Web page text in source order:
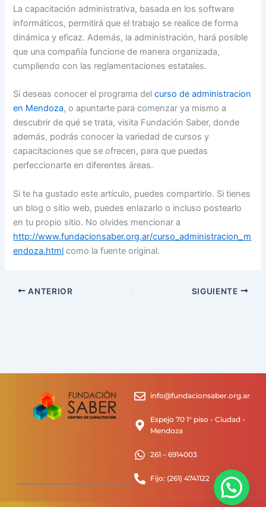
La capacitación administrativa, basada en los software
informáticos, permitirá que el trabajo se realice de forma
dinámica y eficaz. Además, la administración, hará posible
que una compañía funcione de manera organizada,
cumpliendo con las reglamentaciones estatales.
Si deseas conocer el programa delcurso de administracion
en Mendoza, o apuntarte para comenzar ya mismo a
descubrir de qué se trata, visita Fundación Saber, donde
además, podrás conocer la variedad de cursos y
capacitaciones que se ofrecen, para que puedas
perfeccionarte en diferentes áreas.
Si te ha gustado este artículo, puedes compartirlo. Si tienes
un blog o sitio web, puedes enlazarlo o incluso postearlo
en tu propio sitio. No olvides mencionar a
http://www.fundacionsaber.org.ar/curso_administracion_m
endoza.html como la fuente original.
ANTERIOR SIGUIENTE
info@fundacionsaber.org.ar
Espejo 70 1° piso - Ciudad -
Mendoza
261 – 6914003
Fijo: (261) 4741122